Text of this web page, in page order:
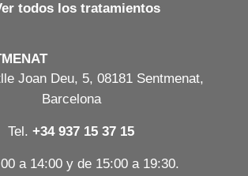
todos los tratamientos
Joan Deu, 5, 08181 Sentmenat,
Barcelona
Tel. +34 937 15 37 15
a 14:00 y de 15:00 a 19:30.